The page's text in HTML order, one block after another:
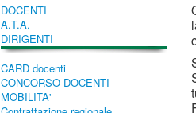
DOCENTI
A.T.A.
DIRIGENTI
CARD docenti
CONCORSO DOCENTI
MOBILITA'